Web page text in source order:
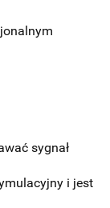
sygnał
i jest